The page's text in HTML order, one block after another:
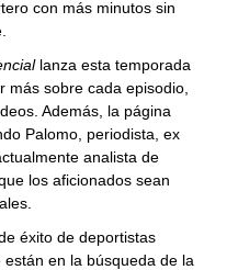
con más minutos sin
lanza esta temporada
sobre cada episodio,
Además, la página
Palomo, periodista, ex
analista de
los aficionados sean
éxito de deportistas
en la búsqueda de la